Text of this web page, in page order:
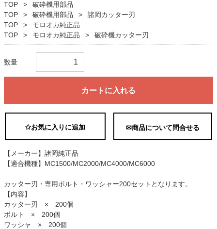
TOP
破砕機用部品
TOP
破砕機用部品
諸岡カッター刃
TOP
モロオカ純正品
TOP
モロオカ純正品 破砕機カッター刃
数量
カートに入れる
✩お気に入りに追加 ✉商品について問合せる
【メーカー】諸岡純正品
【適合機種】MC1500/MC2000/MC4000/MC6000
カッター刃・専用ボルト・ワッシャー200セットとなります。
【内容】
カッター刃 × 200個
ボルト × 200個
ワッシャ × 200個